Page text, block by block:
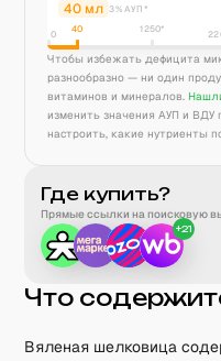
40 мл 3% АУП*
0 40 1250*
Чтобы избежать дефицита
разнообразно — ни один
витаминов и минералов.
изменить значения АУП и ВДУ
настроить, какие нутриенты
Где купить?
Прямые ссылки на поисковую
+21
Что
Вяленая шелковица